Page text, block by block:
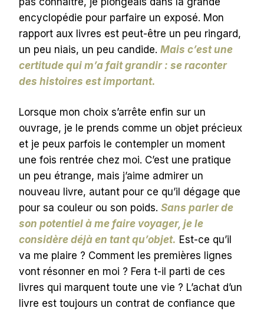
encyclopédie pour parfaire un exposé. Mon
rapport aux livres est peut-être un peu ringard,
un peu niais, un peu candide. Mais c’est une
certitude qui m’a fait grandir : se raconter
des histoires est important.
Lorsque mon choix s’arrête enfin sur un
ouvrage, je le prends comme un objet précieux
et je peux parfois le contempler un moment
une fois rentrée chez moi. C’est une pratique
un peu étrange, mais j’aime admirer un
nouveau livre, autant pour ce qu’il dégage que
pour sa couleur ou son poids. Sans parler de
son potentiel à me faire voyager, je le
considère déjà en tant qu’objet. Est-ce qu’il
va me plaire ? Comment les premières lignes
vont résonner en moi ? Fera t-il parti de ces
livres qui marquent toute une vie ? L’achat d’un
livre est toujours un contrat de confiance que